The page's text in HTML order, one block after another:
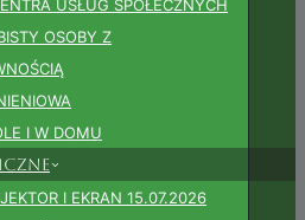
USŁUG SPOŁECZNYCH
OSOBY Z
I W DOMU
I EKRAN 15.07.2026